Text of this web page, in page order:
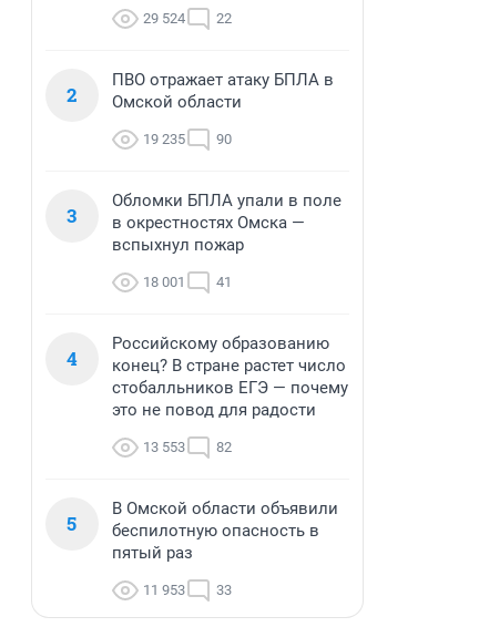
29 524 22
2
ПВО отражает атаку БПЛА в
Омской области
19 235 90
3
Обломки БПЛА упали в поле
в окрестностях Омска —
вспыхнул пожар
18 001 41
4
Российскому образованию
конец? В стране растет число
стобалльников ЕГЭ — почему
это не повод для радости
13 553 82
5
В Омской области объявили
беспилотную опасность в
пятый раз
11 953 33